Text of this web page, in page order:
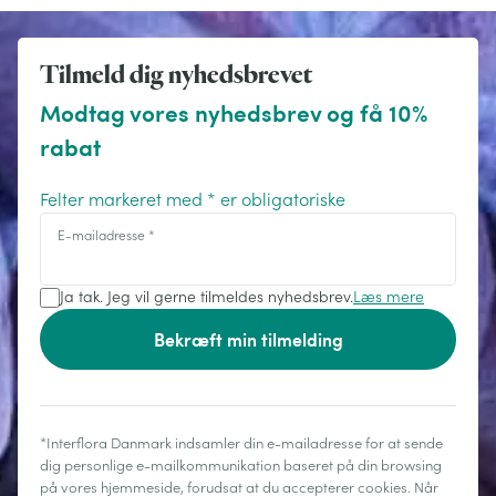
Tilmeld dig nyhedsbrevet
Modtag vores nyhedsbrev og få 10%
rabat
Felter markeret med * er obligatoriske
E-mailadresse *
Ja tak. Jeg vil gerne tilmeldes nyhedsbrev.Læs mere
Bekræft min tilmelding
*Interflora Danmark indsamler din e-mailadresse for at sende
dig personlige e-mailkommunikation baseret på din browsing
på vores hjemmeside, forudsat at du accepterer cookies. Når